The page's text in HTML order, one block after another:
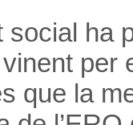
social ha
per
que la